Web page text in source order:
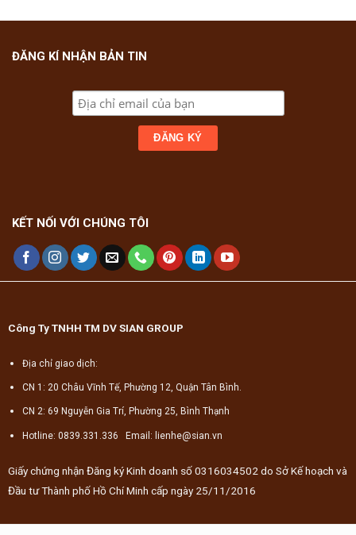
ĐĂNG KÍ NHẬN BẢN TIN
KẾT NỐI VỚI CHÚNG TÔI
Công Ty TNHH TM DV SIAN GROUP
Địa chỉ giao dịch:
CN 1: 20 Châu Vĩnh Tế, Phường 12, Quận Tân Bình.
CN 2: 69 Nguyễn Gia Trí, Phường 25, Bình Thạnh
Hotline: 0839.331.336 Email: lienhe@sian.vn
Giấy chứng nhận Đăng ký Kinh doanh số 0316034502 do Sở Kế hoạch và
Đầu tư Thành phố Hồ Chí Minh cấp ngày 25/11/2016